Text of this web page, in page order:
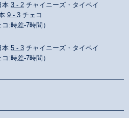
本 3 - 2 チャイニーズ・タイペイ
9 - 3 チェコ
:時差-7時間）
本 5 - 3 チャイニーズ・タイペイ
:時差-7時間）